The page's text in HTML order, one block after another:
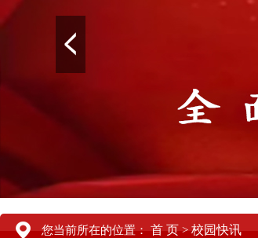
您当前所在的位置：首 页>校园快讯